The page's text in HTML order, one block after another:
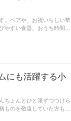
。ペアや、お祝いらしい華
やすい食器。おうち時間を
にも活躍する小
ちょんとひと筆ずつつけら
ものを敬遠していた方も、